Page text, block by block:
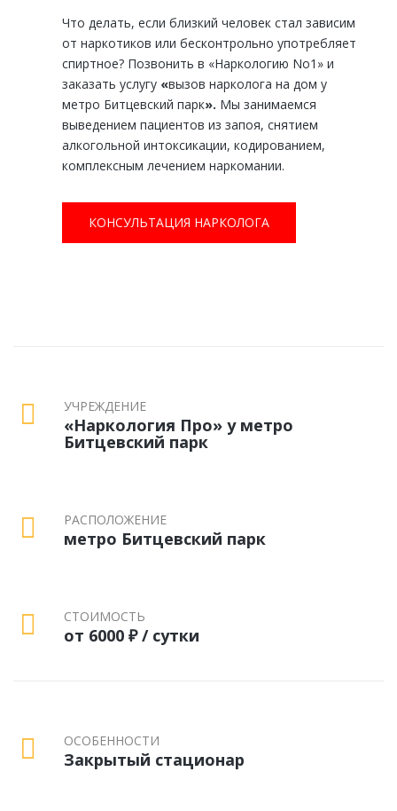
Что делать, если близкий человек стал зависим
от наркотиков или бесконтрольно употребляет
спиртное? Позвонить в «Наркологию No1» и
заказать услугу «вызов нарколога на дом у
метро Битцевский парк». Мы занимаемся
выведением пациентов из запоя, снятием
алкогольной интоксикации, кодированием,
комплексным лечением наркомании.
КОНСУЛЬТАЦИЯ НАРКОЛОГА
УЧРЕЖДЕНИЕ
«Наркология Про» у метро
Битцевский парк
РАСПОЛОЖЕНИЕ
метро Битцевский парк
СТОИМОСТЬ
от 6000 ₽ / сутки
ОСОБЕННОСТИ
Закрытый стационар